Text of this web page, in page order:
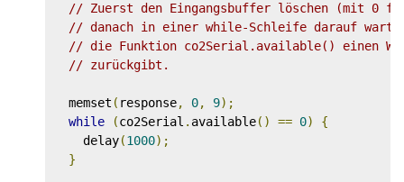
// Zuerst den Eingangsbuffer löschen (mit 0
// danach in einer while-Schleife darauf
// die Funktion co2Serial.available() einen
// zurückgibt.
memset ( response, 0, 9);
while
(co2Serial . available() == 0)
{
delay(1000);
}